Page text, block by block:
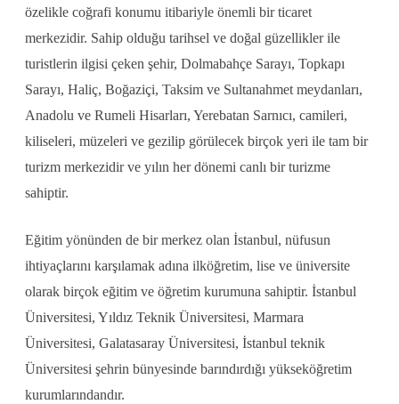
özelikle coğrafi konumu itibariyle önemli bir ticaret
merkezidir. Sahip olduğu tarihsel ve doğal güzellikler ile
turistlerin ilgisi çeken şehir, Dolmabahçe Sarayı, Topkapı
Sarayı, Haliç, Boğaziçi, Taksim ve Sultanahmet meydanları,
Anadolu ve Rumeli Hisarları, Yerebatan Sarnıcı, camileri,
kiliseleri, müzeleri ve gezilip görülecek birçok yeri ile tam bir
turizm merkezidir ve yılın her dönemi canlı bir turizme
sahiptir.
Eğitim yönünden de bir merkez olan İstanbul, nüfusun
ihtiyaçlarını karşılamak adına ilköğretim, lise ve üniversite
olarak birçok eğitim ve öğretim kurumuna sahiptir. İstanbul
Üniversitesi, Yıldız Teknik Üniversitesi, Marmara
Üniversitesi, Galatasaray Üniversitesi, İstanbul teknik
Üniversitesi şehrin bünyesinde barındırdığı yükseköğretim
kurumlarındandır.